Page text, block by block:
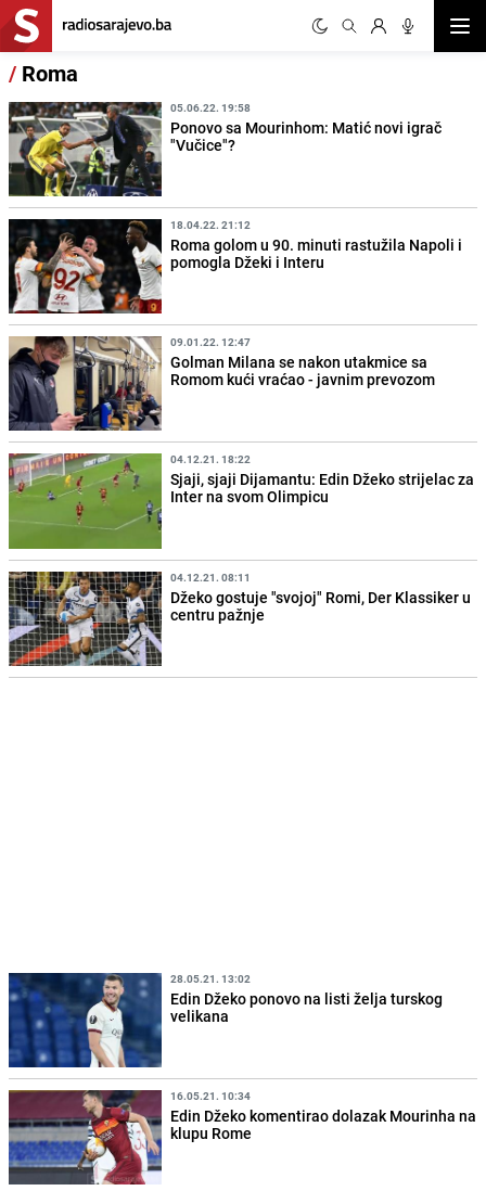
/ Roma
05.06.22. 19:58
Ponovo sa Mourinhom: Matić novi igrač
"Vučice"?
18.04.22. 21:12
Roma golom u 90. minuti rastužila Napoli i
pomogla Džeki i Interu
09.01.22. 12:47
Golman Milana se nakon utakmice sa
Romom kući vraćao - javnim prevozom
04.12.21. 18:22
Sjaji, sjaji Dijamantu: Edin Džeko strijelac za
Inter na svom Olimpicu
04.12.21. 08:11
Džeko gostuje "svojoj" Romi, Der Klassiker u
centru pažnje
28.05.21. 13:02
Edin Džeko ponovo na listi želja turskog
velikana
16.05.21. 10:34
Edin Džeko komentirao dolazak Mourinha na
klupu Rome